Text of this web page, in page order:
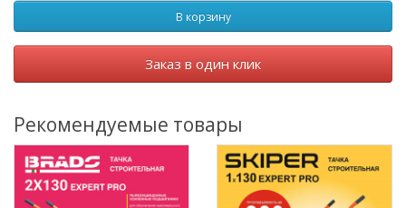
В корзину
Заказ в один клик
Рекомендуемые товары